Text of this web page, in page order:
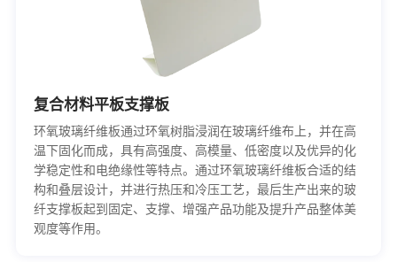
复合材料平板支撑板
环氧玻璃纤维板通过环氧树脂浸润在玻璃纤维布上，并在高
温下固化而成，具有高强度、高模量、低密度以及优异的化
学稳定性和电绝缘性等特点。通过环氧玻璃纤维板合适的结
构和叠层设计，并进行热压和冷压工艺，最后生产出来的玻
纤支撑板起到固定、支撑、增强产品功能及提升产品整体美
观度等作用。